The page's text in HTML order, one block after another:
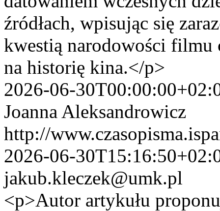
źródłach, wpisując się
kwestią narodowości filmu
na historię kina.</p>
2026-06-
Joanna Aleksandrowicz
http://
2026-06-
jakub.kleczek@umk.pl
<p>Autor artykułu